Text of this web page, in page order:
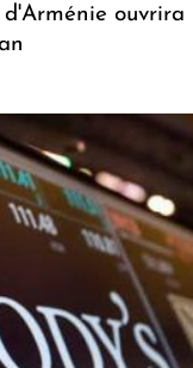
ouvrira